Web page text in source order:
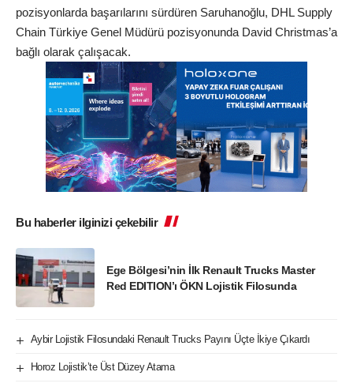
pozisyonlarda başarılarını sürdüren Saruhanoğlu, DHL Supply
Chain Türkiye Genel Müdürü pozisyonunda David Christmas’a
bağlı olarak çalışacak.
Bu haberler ilginizi çekebilir
Ege Bölgesi’nin İlk Renault Trucks Master
Red EDITION’ı ÖKN Lojistik Filosunda
Aybir Lojistik Filosundaki Renault Trucks Payını Üçte İkiye Çıkardı
Horoz Lojistik’te Üst Düzey Atama